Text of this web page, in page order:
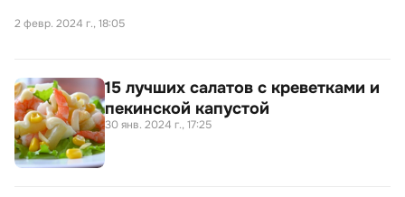
2 февр. 2024 г., 18:05
15 лучших салатов с креветками и
пекинской капустой
30 янв. 2024 г., 17:25